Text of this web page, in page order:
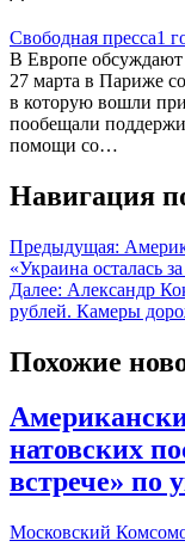
Свободная пресса1
В Европе обсуждают
27 марта в Париже
в которую вошли
пообещали
помощи со…
Навигация
Предыдущая:
«Украина осталась
Далее: Александр
рублей. Камеры
Похожие
натовских
встрече» по
Московский